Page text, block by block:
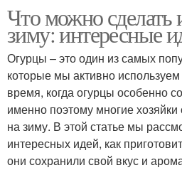
Что можно сделать
зиму: интересные
Огурцы – это один из самых
которые мы активно
время, когда огурцы особенно
именно поэтому многие хозяйки
на зиму. В этой статье мы
интересных идей, как
они сохранили свой вкус и